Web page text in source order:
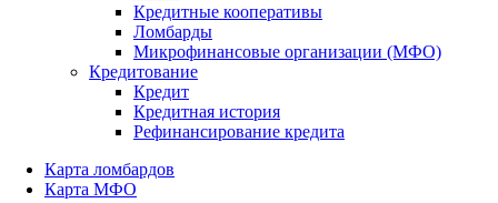
Кредитные кооперативы
Ломбарды
Микрофинансовые организации (МФО)
Кредитование
Кредит
Кредитная история
Рефинансирование кредита
Карта ломбардов
Карта МФО